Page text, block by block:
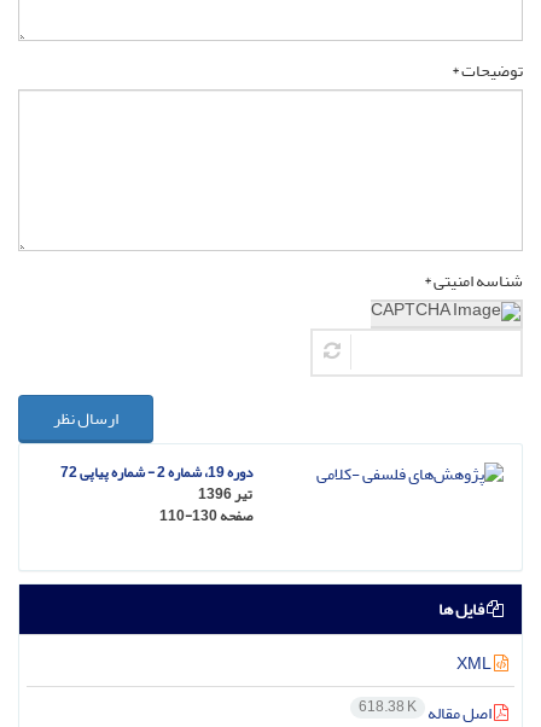
توضیحات *
شناسه امنیتی *
ارسال نظر
دوره 19، شماره 2 - شماره پیاپی 72
تیر 1396
صفحه110-130
فایل ها
اصل مقاله 618.38 K